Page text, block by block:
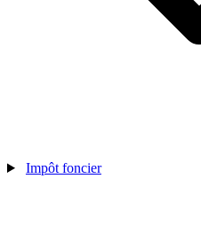
Impôt foncier